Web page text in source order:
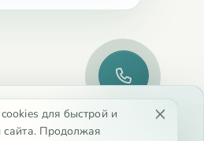
и оплатаАкции
для быстрой и
сайта. Продолжая